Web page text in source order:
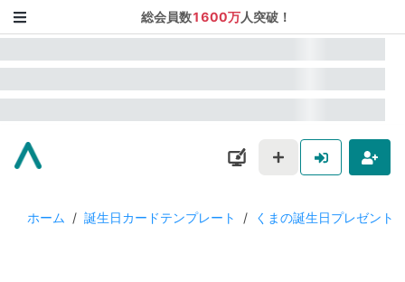
総会員数1600万人突破！
ホーム / 誕生日カードテンプレート / くまの誕生日プレゼント